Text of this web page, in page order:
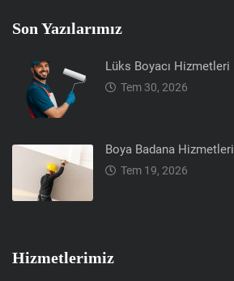
Son Yazılarımız
Lüks Boyacı Hizmetleri
Tem 30, 2026
Boya Badana Hizmetleri
Tem 19, 2026
Hizmetlerimiz